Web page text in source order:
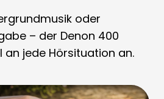
oder
– der Denon 400
an jede Hörsituation an.